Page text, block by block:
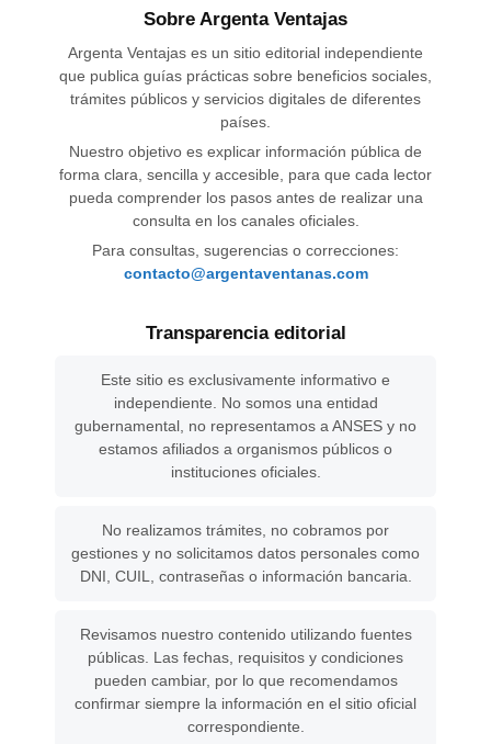
Sobre Argenta Ventajas
Argenta Ventajas es un sitio editorial independiente
que publica guías prácticas sobre beneficios sociales,
trámites públicos y servicios digitales de diferentes
países.
Nuestro objetivo es explicar información pública de
forma clara, sencilla y accesible, para que cada lector
pueda comprender los pasos antes de realizar una
consulta en los canales oficiales.
Para consultas, sugerencias o correcciones:
contacto@argentaventanas.com
Transparencia editorial
Este sitio es exclusivamente informativo e
independiente. No somos una entidad
gubernamental, no representamos a ANSES y no
estamos afiliados a organismos públicos o
instituciones oficiales.
No realizamos trámites, no cobramos por
gestiones y no solicitamos datos personales como
DNI, CUIL, contraseñas o información bancaria.
Revisamos nuestro contenido utilizando fuentes
públicas. Las fechas, requisitos y condiciones
pueden cambiar, por lo que recomendamos
confirmar siempre la información en el sitio oficial
correspondiente.